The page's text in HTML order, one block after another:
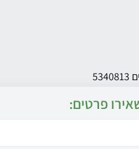
פרטים: